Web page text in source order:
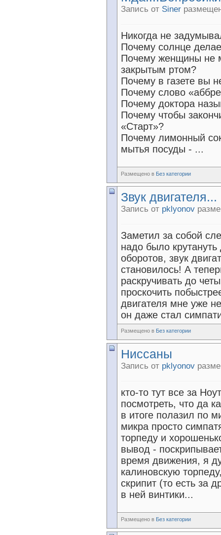
Запись от Siner
Никогда не
Почему солнце
Почему женщины не
закрытым ртом?
Почему в газете вы
Почему слово
Почему доктора
Почему чтобы
«Старт»?
Почему лимонный
мытья посуды - ...
Размещено в Без категории
Звук двигателя...
Запись от pklyonov
Заметил за собой
надо было
оборотов, звук
становилось! А
раскручивать до
проскочить
двигателя мне уже
он даже стал
Размещено в Без категории
Ниссаны
Запись от pklyonov
кто-то тут все за
посмотреть, что да
в итоге полазил по
микра просто
торпеду и
вывод -
время движения, я
калиновскую
скрипит (то есть за
в ней винтики...
Размещено в Без категории